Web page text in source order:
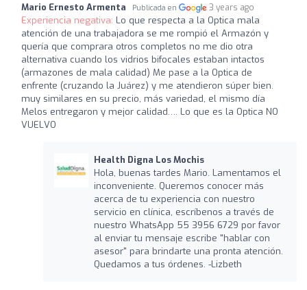
Mario Ernesto Armenta Publicada en 3 years ago
Experiencia negativa: Lo que respecta a la Optica mala
atención de una trabajadora se me rompió el Armazón y
quería que comprara otros completos no me dio otra
alternativa cuando los vidrios bifocales estaban intactos
(armazones de mala calidad) Me pase a la Optica de
enfrente (cruzando la Juárez) y me atendieron súper bien.
muy similares en su precio, más variedad, el mismo día
Melos entregaron y mejor calidad…. Lo que es la Optica NO
VUELVO
Health Digna Los Mochis
Hola, buenas tardes Mario. Lamentamos el
inconveniente. Queremos conocer más
acerca de tu experiencia con nuestro
servicio en clínica, escríbenos a través de
nuestro WhatsApp 55 3956 6729 por favor
al enviar tu mensaje escribe "hablar con
asesor" para brindarte una pronta atención.
Quedamos a tus órdenes. -Lizbeth